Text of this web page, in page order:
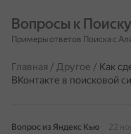
Вопросы к Поиску
Примеры ответов Поиска с
Главная / Другое / Как
ВКонтакте в поисковой
Вопрос из Яндекс Кью
22